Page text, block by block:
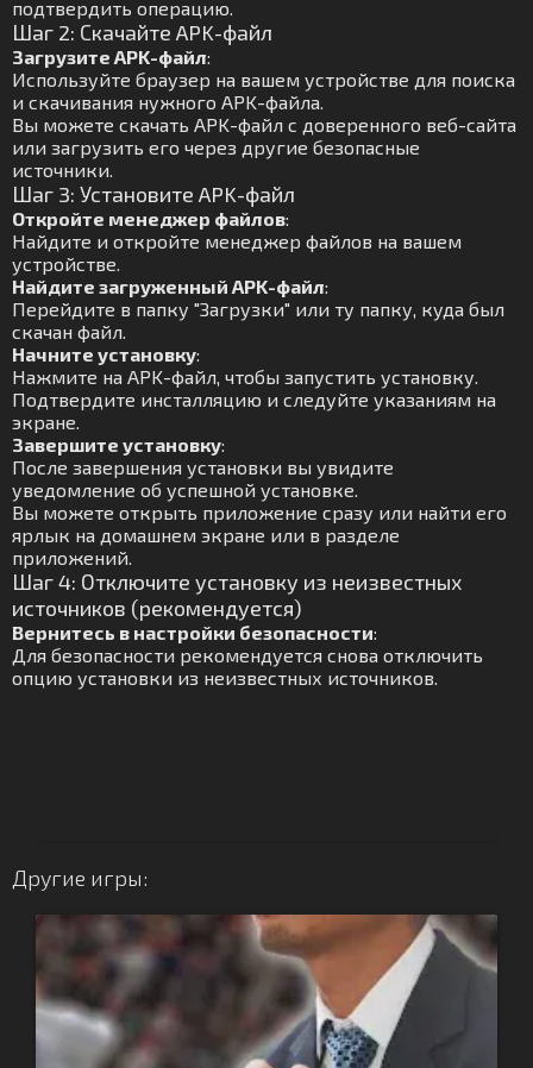
подтвердить операцию.
Шаг 2: Скачайте APK-файл
Загрузите APK-файл:
Используйте браузер на вашем устройстве для поиска
и скачивания нужного APK-файла.
Вы можете скачать APK-файл с доверенного веб-сайта
или загрузить его через другие безопасные
источники.
Шаг 3: Установите APK-файл
Откройте менеджер файлов:
Найдите и откройте менеджер файлов на вашем
устройстве.
Найдите загруженный APK-файл:
Перейдите в папку "Загрузки" или ту папку, куда был
скачан файл.
Начните установку:
Нажмите на APK-файл, чтобы запустить установку.
Подтвердите инсталляцию и следуйте указаниям на
экране.
Завершите установку:
После завершения установки вы увидите
уведомление об успешной установке.
Вы можете открыть приложение сразу или найти его
ярлык на домашнем экране или в разделе
приложений.
Шаг 4: Отключите установку из неизвестных
источников (рекомендуется)
Вернитесь в настройки безопасности:
Для безопасности рекомендуется снова отключить
опцию установки из неизвестных источников.
Другие игры: